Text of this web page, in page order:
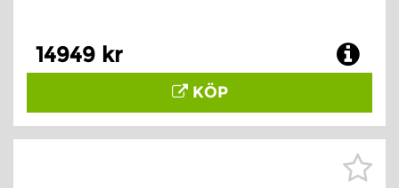
14949 kr
KÖP